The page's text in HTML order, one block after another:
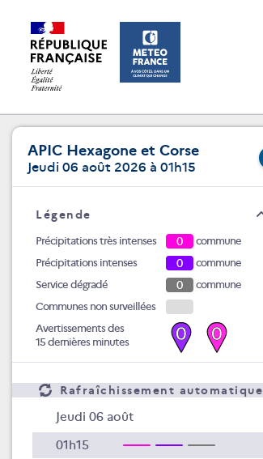
APIC Hexagone et Corse
Jeudi 06 août 2026 à 01h15
Légende
Précipitations très intenses 0
commune
Précipitations intenses
0
commune
Service dégradé
0
commune
Communes non surveillées
Avertissements des
15 dernières minutes
0 0
Rafraîchissement automatique
Jeudi 06 août
01h15